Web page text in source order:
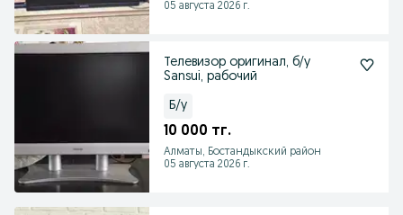
05 августа 2026 г.
Телевизор оригинал, б/у
Sansui, рабочий
Б/у
10 000 тг.
Алматы, Бостандыкский район
05 августа 2026 г.